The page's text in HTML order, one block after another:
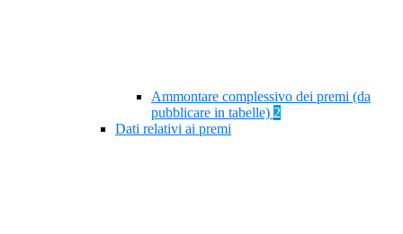
Ammontare complessivo dei premi (da
pubblicare in tabelle) 2
Dati relativi ai premi